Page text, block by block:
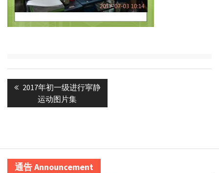
navigation
Previous
post:
2017年初一级进行寜静
运动图片集
通告 Announcement